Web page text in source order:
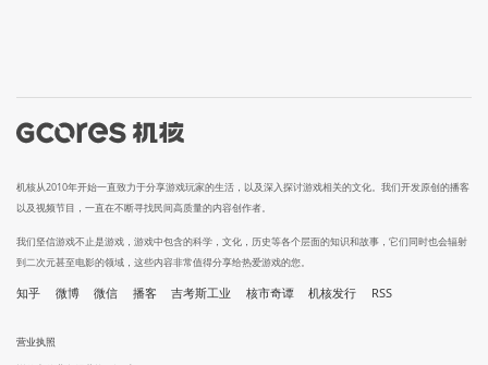
机核从2010年开始一直致力于分享游戏玩家的生活，以及深入探讨游戏相关的文化。我们开发原创的播客
以及视频节目，一直在不断寻找民间高质量的内容创作者。
我们坚信游戏不止是游戏，游戏中包含的科学，文化，历史等各个层面的知识和故事，它们同时也会辐射
到二次元甚至电影的领域，这些内容非常值得分享给热爱游戏的您。
知乎 微博 微信 播客 吉考斯工业 核市奇谭 机核发行 RSS
营业执照